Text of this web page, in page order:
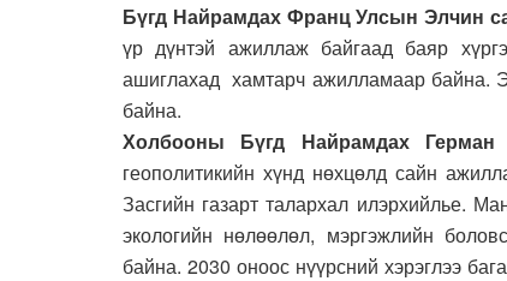
Бүгд Найрамдах Франц Улсын Элчин
үр дүнтэй ажиллаж байгаад баяр
ашиглахад хамтарч ажилламаар байна.
байна.
Холбооны Бүгд Найрамдах
геополитикийн хүнд нөхцөлд сайн
Засгийн газарт талархал илэрхийлье.
экологийн нөлөөлөл, мэргэжлийн
байна. 2030 оноос нүүрсний хэрэглээ